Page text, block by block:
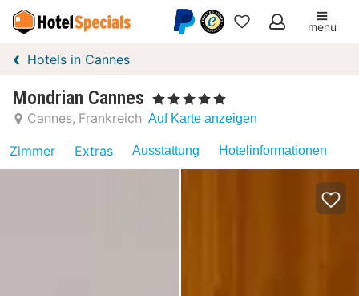
Meine
menu
Hotels in Cannes
Mondrian Cannes , 5 Sterne
Cannes Frankreich Auf Karte anzeigen
Zimmer Extras Ausstattung Hotelinformationen